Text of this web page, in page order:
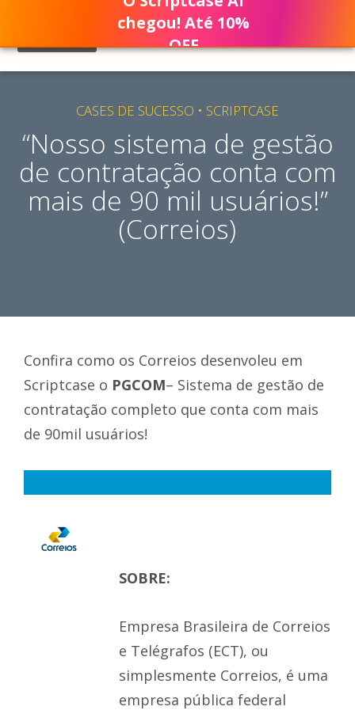
CASES DE SUCESSO • SCRIPTCASE
“Nosso sistema de gestão
de contratação conta com
mais de 90 mil usuários!”
(Correios)
Confira como os Correios desenvoleu em
Scriptcase o PGCOM– Sistema de gestão de
contratação completo que conta com mais
de 90mil usuários!
SOBRE:
Empresa Brasileira de Correios
e Telégrafos (ECT), ou
simplesmente Correios, é uma
empresa pública federal
chegou! Até 10%
OFF